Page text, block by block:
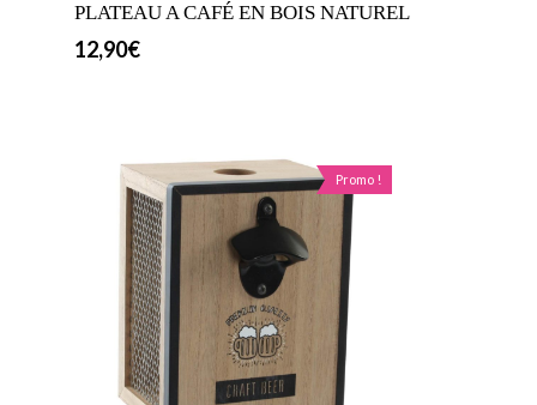
PLATEAU A CAFÉ EN BOIS NATUREL
12,90€
Promo !